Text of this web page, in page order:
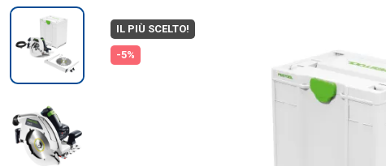
IL PIÙ SCELTO!
-5%